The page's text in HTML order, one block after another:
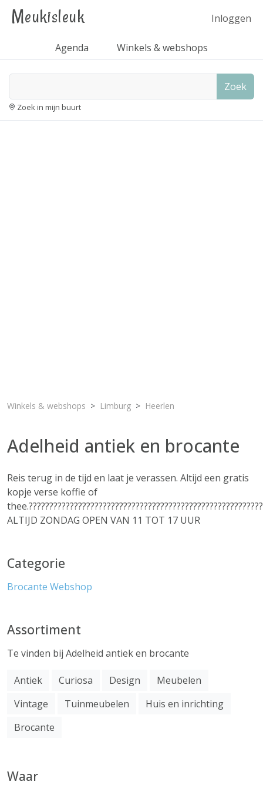
Meukisleuk Inloggen
Agenda Winkels & webshops
Zoek
Zoek in mijn buurt
Winkels & webshops Limburg Heerlen
Adelheid antiek en brocante
Reis terug in de tijd en laat je verassen. Altijd een gratis
kopje verse koffie of
ALTIJD ZONDAG OPEN VAN 11 TOT 17 UUR
Categorie
Brocante Webshop
Assortiment
Te vinden bij Adelheid antiek en brocante
Antiek Curiosa Design
Meubelen
Vintage
Tuinmeubelen
Huis en inrichting
Brocante
Waar